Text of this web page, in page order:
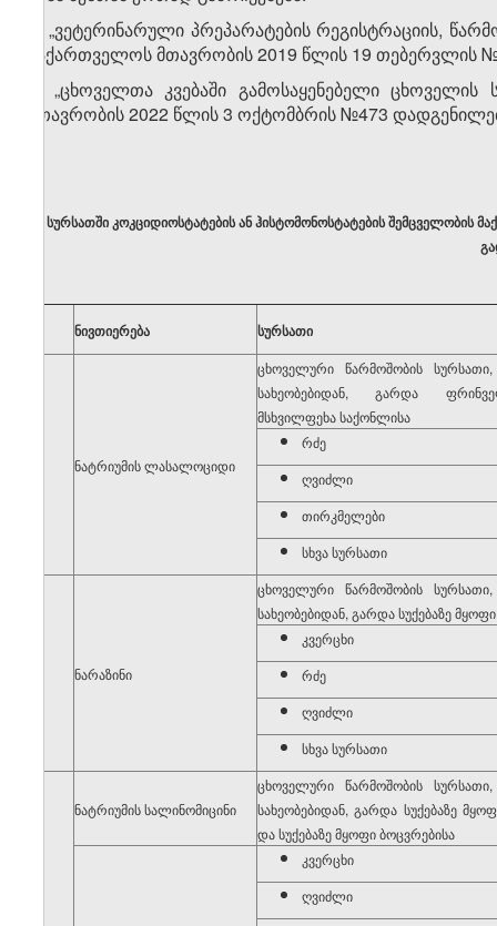
ა) „ვეტერინარული პრეპარატების რეგისტრაციის,
საქართველოს მთავრობის 2019 წლის 19 თებერვლის
ბ) „ცხოველთა კვებაში გამოსაყენებელი ცხოველის
მთავრობის 2022 წლის 3 ოქტომბრის №473
სურსათში კოკციდიოსტატების ან ჰისტომონოსტატების შემცველობის
ნივთიერება სურსათი
ნატრიუმის ლასალოციდი
ცხოველური წარმოშობის
სახეობებიდან, გარდა
მსხვილფეხა საქონლისა
რძე
ღვიძლი
თირკმელები
სხვა სურსათი
ნარაზინი
ცხოველური წარმოშობის
სახეობებიდან, გარდა სუქებაზე
კვერცხი
რძე
ღვიძლი
სხვა სურსათი
ნატრიუმის სალინომიცინი
ცხოველური წარმოშობის
სახეობებიდან, გარდა სუქებაზე
და სუქებაზე მყოფი ბოცვრებისა
კვერცხი
ღვიძლი